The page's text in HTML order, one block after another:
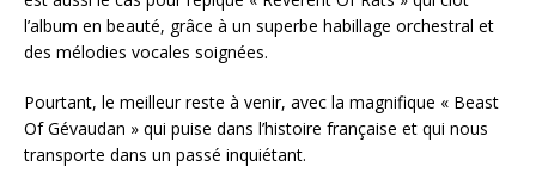
l’album en beauté, grâce à un superbe habillage orchestral et
des mélodies vocales soignées.
Pourtant, le meilleur reste à venir, avec la magnifique « Beast
Of Gévaudan » qui puise dans l’histoire française et qui nous
transporte dans un passé inquiétant.